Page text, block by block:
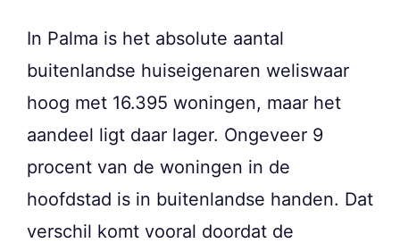
In Palma is het absolute aantal
buitenlandse huiseigenaren weliswaar
hoog met 16.395 woningen, maar het
aandeel ligt daar lager. Ongeveer 9
procent van de woningen in de
hoofdstad is in buitenlandse handen. Dat
verschil komt vooral doordat de